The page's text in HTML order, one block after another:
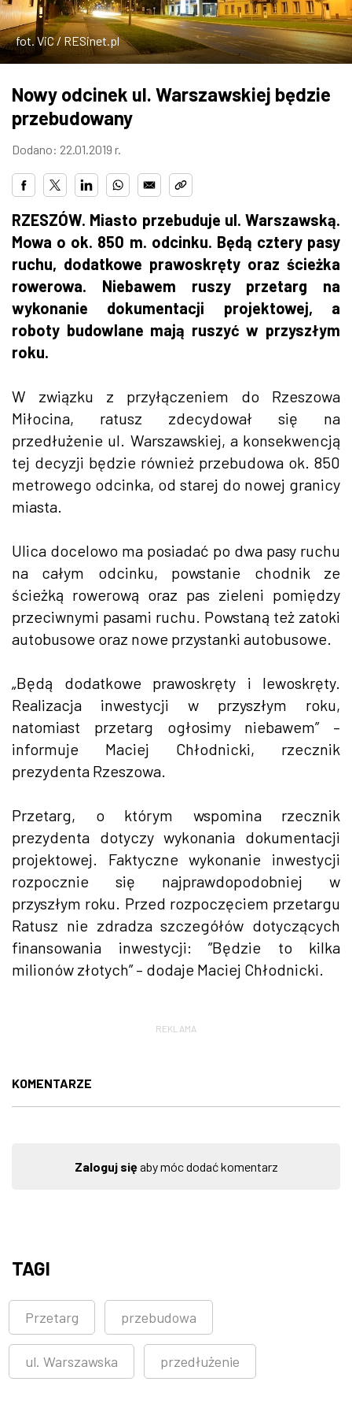
ZDJĘCIA
W RZESZOWIE
fot. ViC / RESinet.pl
Nowy odcinek ul. Warszawskiej będzie
przebudowany
Dodano: 22.01.2019 r.
RZESZÓW. Miasto przebuduje ul. Warszawską.
Mowa o ok. 850 m. odcinku. Będą cztery pasy
ruchu, dodatkowe prawoskręty oraz ścieżka
rowerowa. Niebawem ruszy przetarg na
wykonanie dokumentacji projektowej, a
roboty budowlane mają ruszyć w przyszłym
roku.
W związku z przyłączeniem do Rzeszowa
Miłocina, ratusz zdecydował się na
przedłużenie ul. Warszawskiej, a konsekwencją
tej decyzji będzie również przebudowa ok. 850
metrowego odcinka, od starej do nowej granicy
miasta.
Ulica docelowo ma posiadać po dwa pasy ruchu
na całym odcinku, powstanie chodnik ze
ścieżką rowerową oraz pas zieleni pomiędzy
przeciwnymi pasami ruchu. Powstaną też zatoki
autobusowe oraz nowe przystanki autobusowe.
„Będą dodatkowe prawoskręty i lewoskręty.
Realizacja inwestycji w przyszłym roku,
natomiast przetarg ogłosimy niebawem” –
informuje Maciej Chłodnicki, rzecznik
prezydenta Rzeszowa.
Przetarg, o którym wspomina rzecznik
prezydenta dotyczy wykonania dokumentacji
projektowej. Faktyczne wykonanie inwestycji
rozpocznie się najprawdopodobniej w
przyszłym roku. Przed rozpoczęciem przetargu
Ratusz nie zdradza szczegółów dotyczących
finansowania inwestycji: ”Będzie to kilka
milionów złotych” – dodaje Maciej Chłodnicki.
REKLAMA
KOMENTARZE
Zaloguj sięaby móc dodać komentarz
TAGI
Przetarg przebudowa
ul. Warszawska przedłużenie